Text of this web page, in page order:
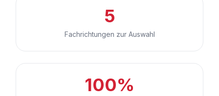
5
Fachrichtungen zur Auswahl
100%